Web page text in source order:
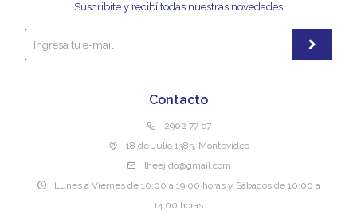
Contacto
2902 77 67
18 de Julio 1385, Montevideo
lheejido@gmail.com
Lunes a Viernes de 10:00 a 19:00 horas y Sábados de 10:00 a
14:00 horas
¡Suscribite y recibí todas nuestras novedades!